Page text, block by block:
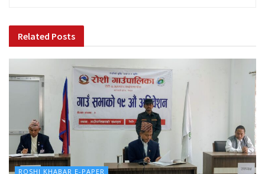
Related Posts
ROSHI KHABAR E-PAPER